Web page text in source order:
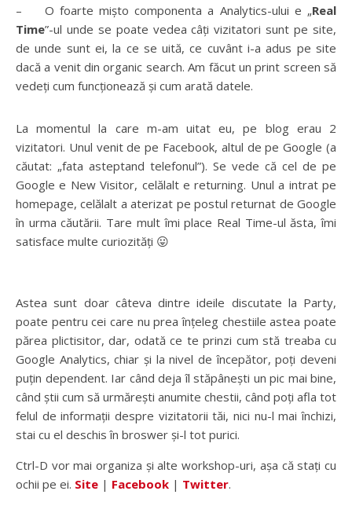
– O foarte mișto componenta a Analytics-ului e „Real
Time”-ul unde se poate vedea câți vizitatori sunt pe site,
de unde sunt ei, la ce se uită, ce cuvânt i-a adus pe site
dacă a venit din organic search. Am făcut un print screen să
vedeți cum funcționează și cum arată datele.
La momentul la care m-am uitat eu, pe blog erau 2
vizitatori. Unul venit de pe Facebook, altul de pe Google (a
căutat: „fata asteptand telefonul”). Se vede că cel de pe
Google e New Visitor, celălalt e returning. Unul a intrat pe
homepage, celălalt a aterizat pe postul returnat de Google
în urma căutării. Tare mult îmi place Real Time-ul ăsta, îmi
satisface multe curiozități 😛
Astea sunt doar câteva dintre ideile discutate la Party,
poate pentru cei care nu prea înțeleg chestiile astea poate
părea plictisitor, dar, odată ce te prinzi cum stă treaba cu
Google Analytics, chiar și la nivel de începător, poți deveni
puțin dependent. Iar când deja îl stăpânești un pic mai bine,
când știi cum să urmărești anumite chestii, când poți afla tot
felul de informații despre vizitatorii tăi, nici nu-l mai închizi,
stai cu el deschis în broswer și-l tot purici.
Ctrl-D vor mai organiza și alte workshop-uri, așa că stați cu
ochii pe ei. Site | Facebook | Twitter.